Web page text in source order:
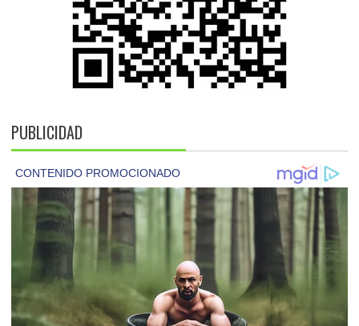
PUBLICIDAD